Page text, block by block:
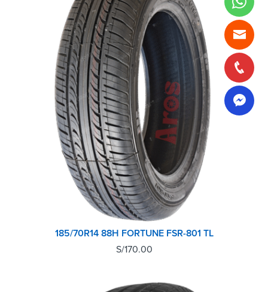
185/70R14 88H FORTUNE FSR-801 TL
S/170.00